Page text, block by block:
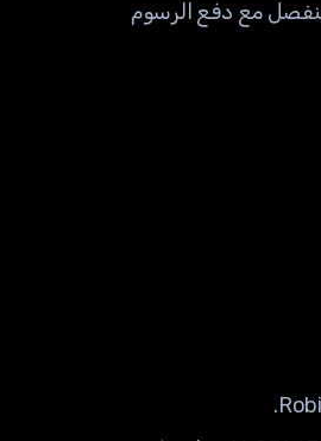
بشكل منفصل مع دفع الرسوم